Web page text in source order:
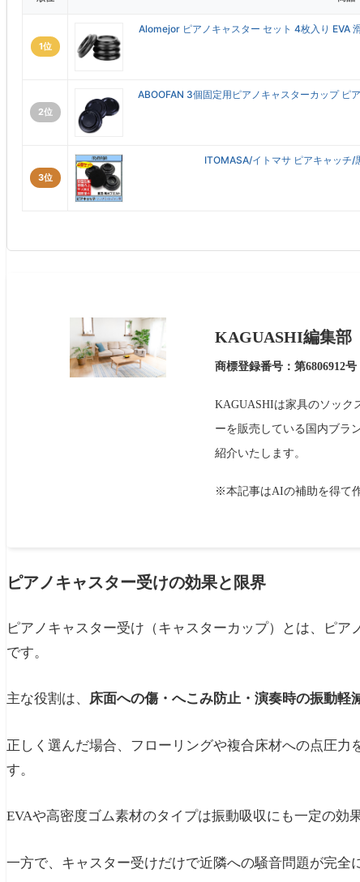
1位
Alomejor ピアノキャスター セット 4枚入り EVA
2位
ABOOFAN 3個固定用ピアノキャスターカップ ピ
3位
ITOMASA/イトマサ ピアキャッチ/
KAGUASHI編集部
商標登録番号：第6806912号
KAGUASHIは家具のソック
ーを販売している国内ブラ
紹介いたします。
※本記事はAIの補助を得て
ピアノキャスター受けの効果と限界
ピアノキャスター受け（キャスターカップ）とは、ピ
です。
主な役割は、 床面への傷・へこみ防止・演奏時の振動軽
正しく選んだ場合、フローリングや複合床材への点圧
す。
EVAや高密度ゴム素材のタイプは振動吸収にも一定の効
一方で、キャスター受けだけで近隣への騒音問題が完全